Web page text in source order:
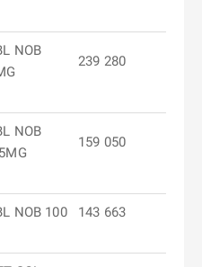
NOB
239 280
NOB
159 050
NOB 100 143 663